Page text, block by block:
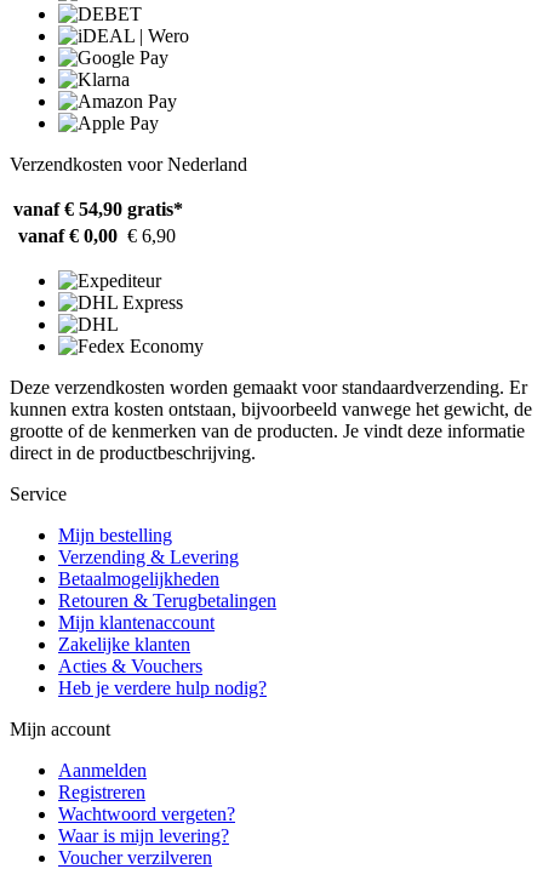
Verzendkosten voor Nederland
vanaf € 54,90 gratis*
vanaf € 0,00 € 6,90
Deze verzendkosten worden gemaakt voor standaardverzending. Er
kunnen extra kosten ontstaan, bijvoorbeeld vanwege het gewicht, de
grootte of de kenmerken van de producten. Je vindt deze informatie
direct in de productbeschrijving.
Service
Mijn bestelling
Verzending & Levering
Betaalmogelijkheden
Retouren & Terugbetalingen
Mijn klantenaccount
Zakelijke klanten
Acties & Vouchers
Heb je verdere hulp nodig?
Mijn account
Aanmelden
Registreren
Wachtwoord vergeten?
Waar is mijn levering?
Voucher verzilveren